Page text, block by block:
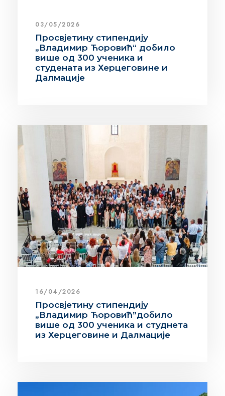
03/05/2026
Просвјетину стипендију
„Владимир Ћоровић“ добило
више од 300 ученика и
студената из Херцеговине и
Далмације
16/04/2026
Просвјетину стипендију
„Владимир Ћоровић”добило
више од 300 ученика и студнета
из Херцеговине и Далмације